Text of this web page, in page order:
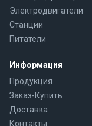
Электродвигатели
Станции
Питатели
Информация
Продукция
Заказ-Купить
Доставка
Контакты